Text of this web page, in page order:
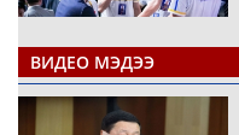
ВИДЕО МЭДЭЭ